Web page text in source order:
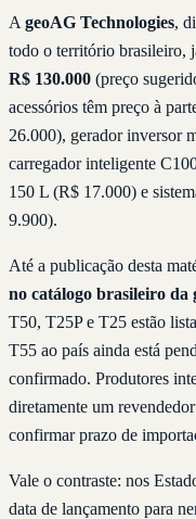
A geoAG Technologies,
todo o território brasileiro,
R$ 130.000 (preço
acessórios têm preço à
26.000), gerador inversor
carregador inteligente
150 L (R$ 17.000) e
9.900).
Até a publicação desta
no catálogo brasileiro da
T50, T25P e T25 estão
T55 ao país ainda está
confirmado. Produtores
diretamente um
confirmar prazo de
Vale o contraste: nos
data de lançamento para